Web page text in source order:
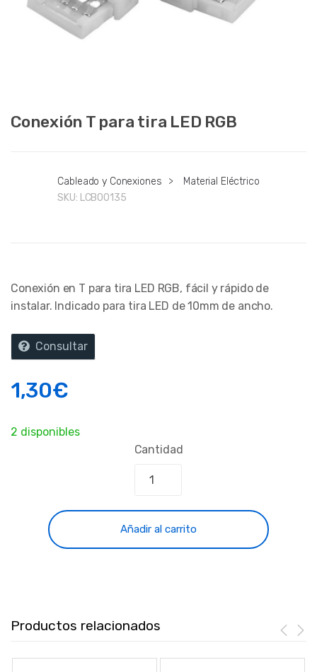
Conexión T para tira LED RGB
Cableado y Conexiones >
Material Eléctrico
SKU: LCB00135
Conexión en T para tira LED RGB, fácil y rápido de
instalar. Indicado para tira LED de 10mm de ancho.
Consultar
1,30€
2 disponibles
Cantidad
Añadir al carrito
Productos relacionados